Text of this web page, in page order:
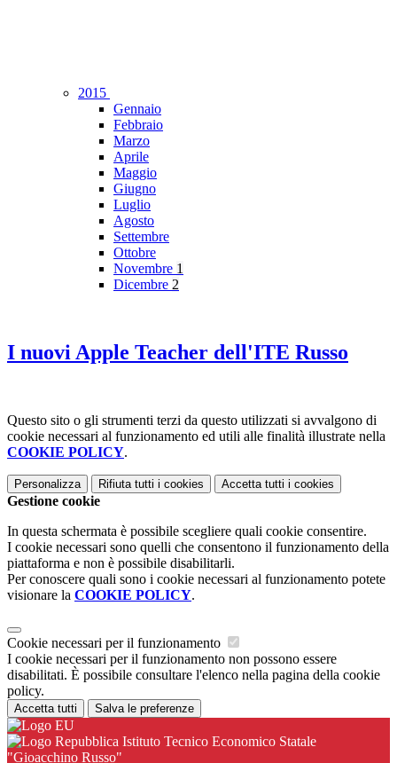
2015
Gennaio
Febbraio
Marzo
Aprile
Maggio
Giugno
Luglio
Agosto
Settembre
Ottobre
Novembre 1
Dicembre 2
I nuovi Apple Teacher dell'ITE Russo
Questo sito o gli strumenti terzi da questo utilizzati si avvalgono di
cookie necessari al funzionamento ed utili alle finalità illustrate nella
COOKIE POLICY.
Personalizza Rifiuta tutti i cookies Accetta tutti i cookies
Gestione cookie
In questa schermata è possibile scegliere quali cookie consentire.
I cookie necessari sono quelli che consentono il funzionamento della
piattaforma e non è possibile disabilitarli.
Per conoscere quali sono i cookie necessari al funzionamento potete
visionare la COOKIE POLICY.
Cookie necessari per il funzionamento
I cookie necessari per il funzionamento non possono essere
disabilitati. È possibile consultare l'elenco nella pagina della cookie
policy.
Accetta tutti Salva le preferenze
Istituto Tecnico Economico Statale
"Gioacchino Russo"